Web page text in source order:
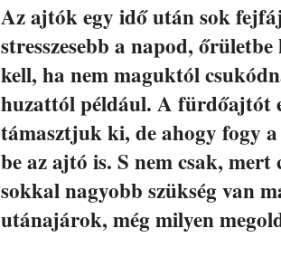
Az ajtók egy idő után sok
stresszesebb a napod,
kell, ha nem maguktól
huzattól például. A fürdőajtót
támasztjuk ki, de ahogy fogy
be az ajtó is. S nem csak,
sokkal nagyobb szükség van
utánajárok, még milyen